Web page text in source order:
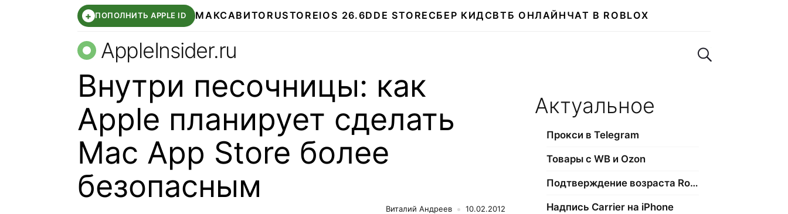
+ ПОПОЛНИТЬ APPLE ID МАКСАВИТО RUSTOREIOS 26.6DDE STORE СБЕР КИДСВТБ ОНЛАЙН ЧАТ В ROBLOX
AppleInsider.ru Поиск по сайту
Внутри песочницы: как
Apple планирует сделать
Mac App Store более
безопасным
Виталий Андреев 10.02.2012
Актуальное
Прокси в Telegram
Товары с WB и Ozon
Подтверждение возраста Roblox
Надпись Carrier на iPhone